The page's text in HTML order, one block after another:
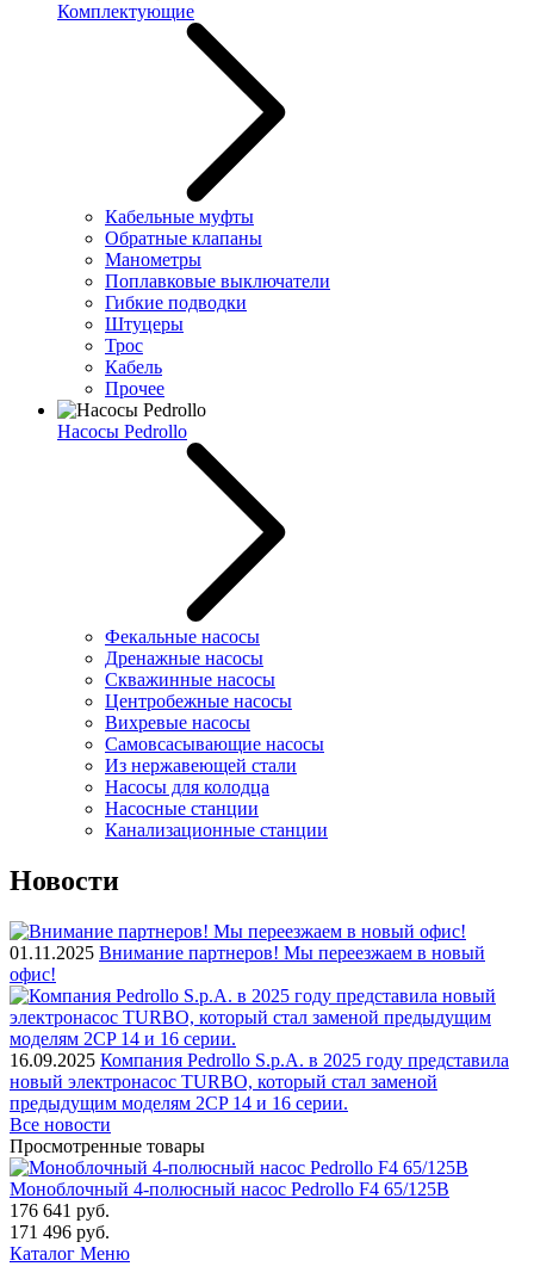
Комплектующие
Кабельные муфты
Обратные клапаны
Манометры
Поплавковые выключатели
Гибкие подводки
Штуцеры
Трос
Кабель
Прочее
Насосы Pedrollo
Фекальные насосы
Дренажные насосы
Скважинные насосы
Центробежные насосы
Вихревые насосы
Самовсасывающие насосы
Из нержавеющей стали
Насосы для колодца
Насосные станции
Канализационные станции
Новости
01.11.2025 Внимание партнеров! Мы переезжаем в новый
офис!
16.09.2025 Компания Pedrollo S.p.A. в 2025 году представила
новый электронасос TURBO, который стал заменой
предыдущим моделям 2CP 14 и 16 серии.
Все новости
Просмотренные товары
Моноблочный 4-полюсный насос Pedrollo F4 65/125B
176 641 руб.
171 496 руб.
Каталог Меню